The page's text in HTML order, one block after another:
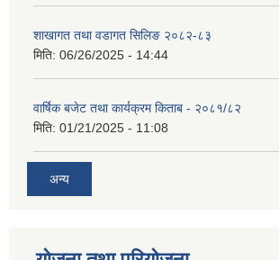
शाखागत तथा वडागत सिलिङ २०८२-८३
मिति: 06/26/2025 - 14:44
वार्षिक बजेट तथा कार्यक्रम किताब - २०८१/८२
मिति: 01/21/2025 - 11:08
अन्य